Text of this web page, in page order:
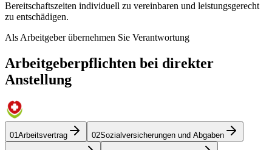
Bereitschaftszeiten individuell zu vereinbaren und leistungsgerecht
zu entschädigen.
Als Arbeitgeber übernehmen Sie Verantwortung
Arbeitgeberpflichten bei direkter
Anstellung
01Arbeitsvertrag 02Sozialversicherungen und Abgaben